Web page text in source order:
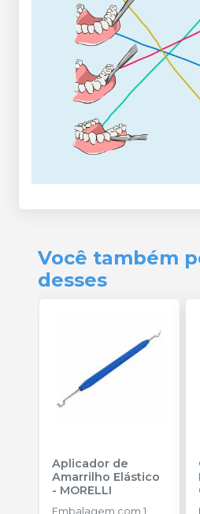
Você também
desses
Aplicador de
Amarrilho Elástico
- MORELLI
Embalagem com 1